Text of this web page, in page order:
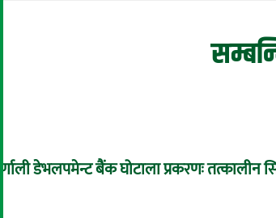
कर्णाली डेभलपमेन्ट बैंक घोटाला प्रकरणः